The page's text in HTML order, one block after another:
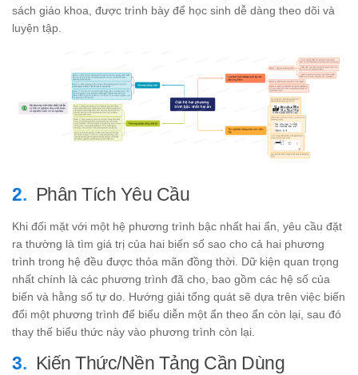
sách giáo khoa, được trình bày để học sinh dễ dàng theo dõi và
luyện tập.
Phân Tích Yêu Cầu
Khi đối mặt với một hệ phương trình bậc nhất hai ẩn, yêu cầu đặt
ra thường là tìm giá trị của hai biến số sao cho cả hai phương
trình trong hệ đều được thỏa mãn đồng thời. Dữ kiện quan trọng
nhất chính là các phương trình đã cho, bao gồm các hệ số của
biến và hằng số tự do. Hướng giải tổng quát sẽ dựa trên việc biến
đổi một phương trình để biểu diễn một ẩn theo ẩn còn lại, sau đó
thay thế biểu thức này vào phương trình còn lại.
Kiến Thức/Nền Tảng Cần Dùng